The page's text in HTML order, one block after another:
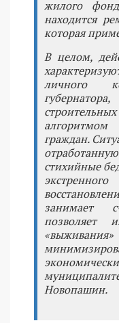
жилого
находится
которая
В целом,
личного
граждан.
стихийные
занимает
позволяет
Новопашин.